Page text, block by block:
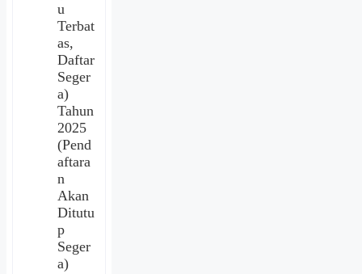
u
Terbat
as,
Daftar
Seger
a)
Tahun
2025
(Pend
aftara
n
Akan
Ditutu
p
Seger
a)